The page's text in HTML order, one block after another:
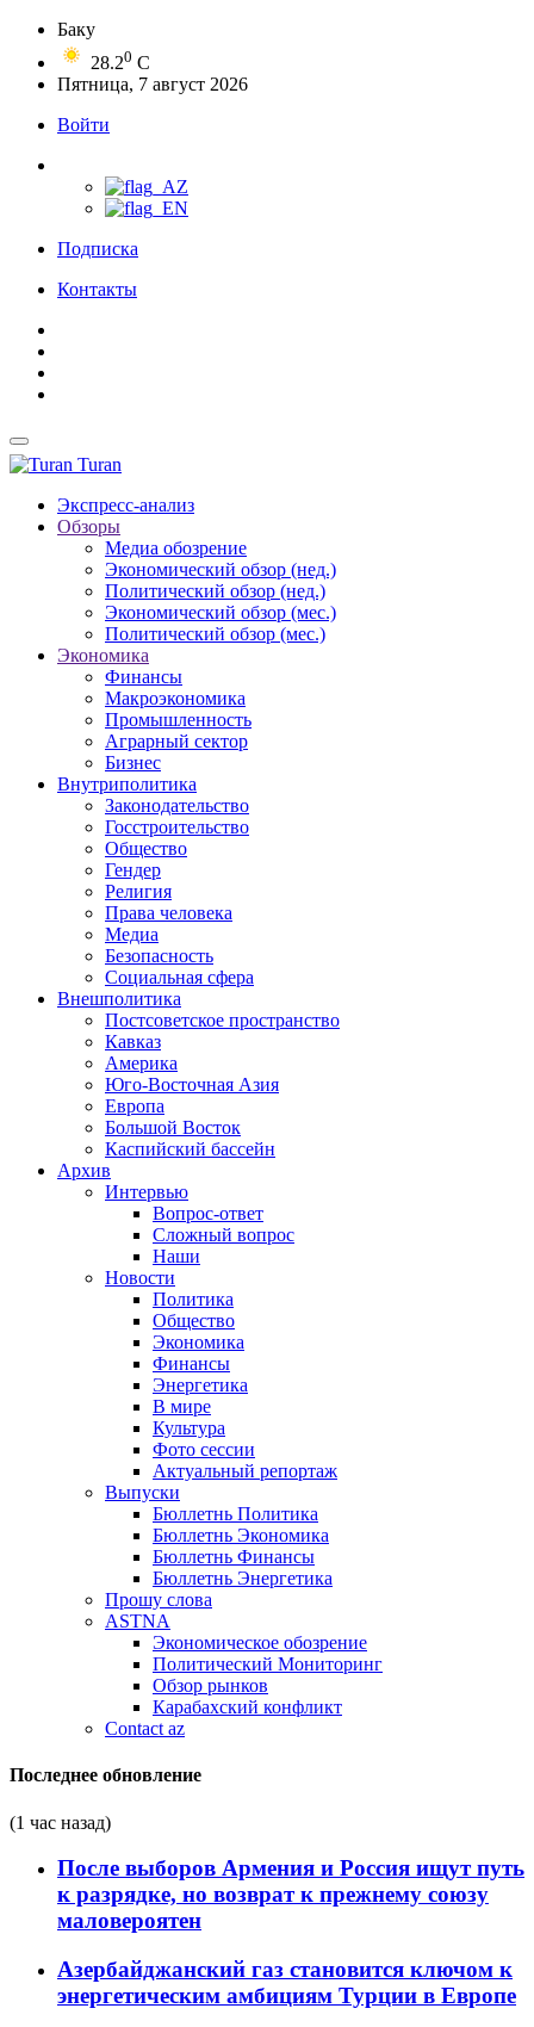
Баку
28.20 C
Пятница, 7 август 2026
Войти
Подписка
Контакты
Turan
Экспресс-анализ
Обзоры
Медиа обозрение
Экономический обзор (нед.)
Политический обзор (нед.)
Экономический обзор (мес.)
Политический обзор (мес.)
Экономика
Финансы
Макроэкономика
Промышленность
Аграрный сектор
Бизнес
Внутриполитика
Законодательство
Госстроительство
Общество
Гендер
Религия
Права человека
Медиа
Безопасность
Социальная сфера
Внешполитика
Постсоветское пространство
Кавказ
Америка
Юго-Восточная Азия
Европа
Большой Восток
Каспийский бассейн
Архив
Интервью
Вопрос-ответ
Сложный вопрос
Наши
Новости
Политика
Общество
Экономика
Финансы
Энергетика
В мире
Культура
Фото сессии
Актуальный репортаж
Выпуски
Бюллетнь Политика
Бюллетнь Экономика
Бюллетнь Финансы
Бюллетнь Энергетика
Прошу слова
ASTNA
Экономическое обозрение
Политический Мониторинг
Обзор рынков
Карабахский конфликт
Contact az
Последнее обновление
(1 час назад)
После выборов Армения и Россия ищут путь
к разрядке, но возврат к прежнему союзу
маловероятен
Азербайджанский газ становится ключом к
энергетическим амбициям Турции в Европе